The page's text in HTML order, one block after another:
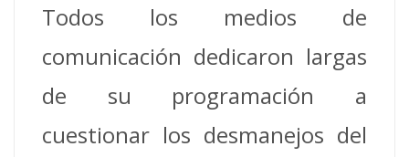
Todos los medios de
comunicación dedicaron largas
de su programación a
cuestionar los desmanejos del